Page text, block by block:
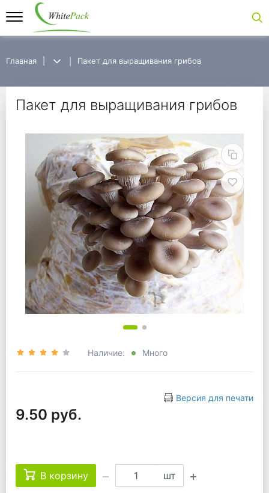
Пакет для выращивания грибов
Пакет для
Главная Пакет для выращивания грибов
Пакет для выращивания грибов
Наличие: Много
Версия для печати
9.50 руб.
В корзину шт